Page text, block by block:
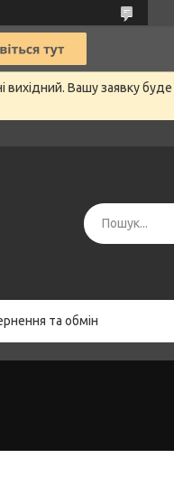
вихідний. Вашу заявку
та обмін